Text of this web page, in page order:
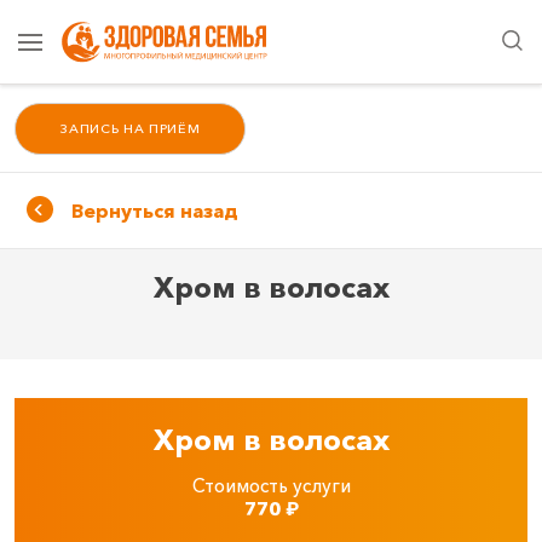
ЗАПИСЬ НА ПРИЁМ
Вернуться назад
Хром в волосах
Хром в волосах
Стоимость услуги
770₽